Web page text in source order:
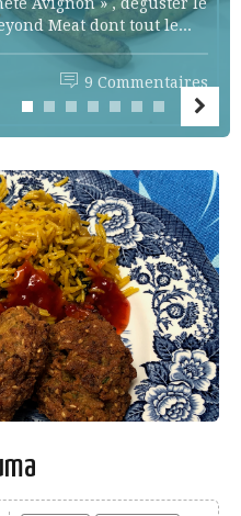
Meat dont tout le...
9 Commentaires